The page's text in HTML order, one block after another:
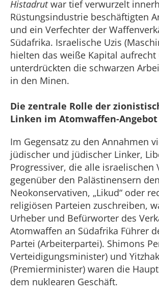
Histadrutwar tief verwurzelt
Rüstungsindustrie beschäftigten
und ein Verfechter der
Südafrika. Israelische Uzis
hielten das weiße Kapital aufrecht
unterdrückten die schwarzen
in den Minen.
Die zentrale Rolle der
Linken im Atomwaffen-Angebot
Im Gegensatz zu den Annahmen
jüdischer und jüdischer Linker,
Progressiver, die alle israelischen
gegenüber den Palästinensern den
Neokonservativen, „Likud“ oder
religiösen Parteien zuschreiben,
Urheber und Befürworter des
Atomwaffen an Südafrika Führer
Partei (Arbeiterpartei). Shimons
Verteidigungsminister) und
(Premierminister) waren die
dem nuklearen Geschäft.